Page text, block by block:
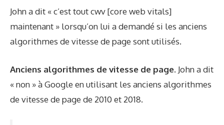
John a dit « c’est tout cwv [core web vitals]
maintenant » lorsqu’on lui a demandé si les anciens
algorithmes de vitesse de page sont utilisés.
Anciens algorithmes de vitesse de page. John a dit
« non » à Google en utilisant les anciens algorithmes
de vitesse de page de 2010 et 2018.